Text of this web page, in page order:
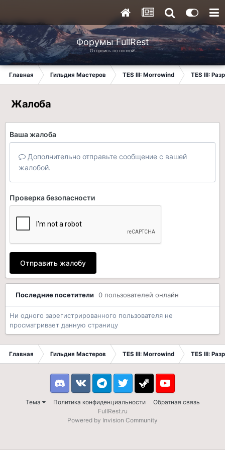
Форумы FullRest
Оторвись по полной!
Главная Гильдия Мастеров TES III: Morrowind TES III:
Жалоба
Ваша жалоба
Дополнительно отправьте сообщение с вашей
жалобой.
Проверка безопасности
Отправить жалобу
Последние посетители 0 пользователей онлайн
Ни одного зарегистрированного пользователя не
просматривает данную страницу
Главная Гильдия Мастеров TES III: Morrowind TES III:
Тема Политика конфиденциальности Обратная связь
DiscordVK TelegramTwitter Steam Youtube
FullRest.ru
Powered by Invision Community